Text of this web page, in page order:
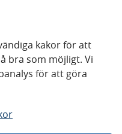
kakor för att
bra som möjligt. Vi
för att göra